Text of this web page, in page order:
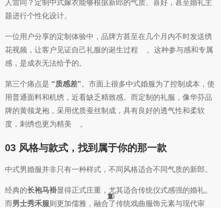
4
8
1
5
5
人雷同？定制中式嫁衣能够根据新郎的气质、喜好，甚至婚礼主
题进行个性化设计。
一位用户分享的定制体验中，品牌方甚至在几个月内不时发送绣
花视频，让客户见证自己礼服的诞生过程
4
。这种参与感和专属
感，是成衣无法给予的。
第三个痛点是 “质感差”。市面上很多中式婚服为了控制成本，使
用普通面料和机绣，近看缺乏精致感。而定制的礼服，像华芬品
牌的黄领龙袍，采用优质蚕丝制成，具有良好的透气性和柔软
度，刺绣也更为精美
6
。
03 风格与款式，找到属于你的那一款
中式男婚服并非只有一种样式，不同风格适合不同气质的新郎。
经典的长袍马褂显得正式庄重，尤其适合传统仪式感强的婚礼。
而男士秀禾服则更加儒雅，融合了传统戏曲服饰元素与现代审
7
2
6
7
3
4
5
6
9
1
7
10
2
1